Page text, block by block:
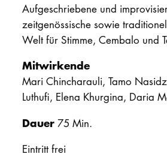
Aufgeschriebene und
zeitgenössische sowie
Welt für Stimme, Cembalo und
Mitwirkende
Mari Chincharauli, Tamo
Luthufi, Elena Khurgina, Daria
Dauer75 Min.
Eintritt frei